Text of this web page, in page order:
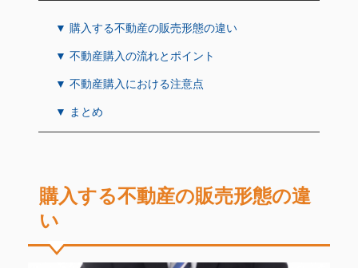
▼ 購入する不動産の販売形態の違い
▼ 不動産購入の流れとポイント
▼ 不動産購入における注意点
▼ まとめ
購入する不動産の販売形態の違
い